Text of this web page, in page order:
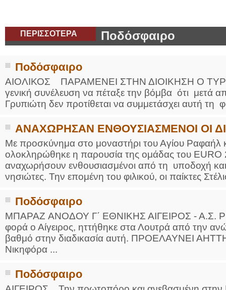
ΠΕΡΙΣΣΟΤΕΡΑ Ποδόσφαιρο
Ποδόσφαιρο
ΑΙΟΛΙΚΟΣ ΠΑΡΑΜΕΝΕΙ ΣΤΗΝ ΔΙΟΙΚΗΣΗ Ο
γενική συνέλευση να πέταξε την βόμβα ότι μετά
Γρυπιώτη δεν προτίθεται να συμμετάσχει αυτή
ΑΝΑΧΩΡΗΣΑΝ ΕΝΘΟΥΣΙΑΣΜΕΝΟΙ ΟΙ
Με προσκύνημα στο μοναστήρι του Αγίου Ραφαήλ
ολοκληρώθηκε η παρουσία της ομάδας του
αναχωρήσουν ενθουσιασμένοι από τη υποδοχή και
νησιώτες. Την επομένη του φιλικού, οι παίκτες
Ποδόσφαιρο
ΜΠΑΡΑΖ ΑΝΟΔΟΥ Γ΄ ΕΘΝΙΚΗΣ ΑΙΓΕΙΡΟΣ - Α.Σ.
φορά ο Αίγειρος, ηττήθηκε στα Λουτρά από την
βαθμό στην διαδικασία αυτή. ΠΡΟΕΛΑΥΝΕΙ
Νικηφόρα ...
Ποδόσφαιρο